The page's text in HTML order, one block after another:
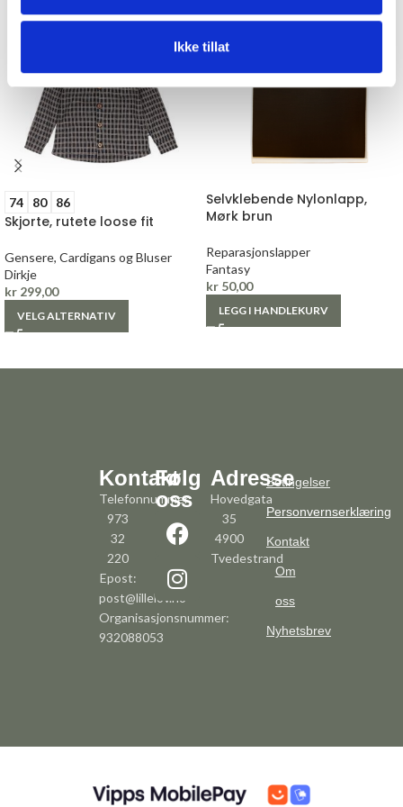
Ikke tillat
74 80 86
Skjorte, rutete loose fit
Gensere, Cardigans og Bluser
Dirkje
kr 299,00
VELG ALTERNATIV
Selvklebende Nylonlapp,
Mørk brun
Reparasjonslapper
Fantasy
kr 50,00
LEGG I HANDLEKURV
Kontakt
Telefonnummer:
973
32
220
Epost:
post@lillelov.no
Organisasjonsnummer:
932088053
Følg
oss
Adresse
Hovedgata
35
4900
Tvedestrand
Betingelser
Personvernserklæring
Kontakt
Om
oss
Nyhetsbrev